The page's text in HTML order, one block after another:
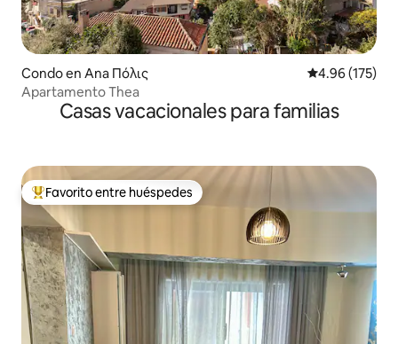
Condo en Ana Πόλις Calificación
4.96 (175)
Apartamento Thea
Casas vacacionales para familias
Favorito entre huéspedes preferido
Favorito entre huéspedes